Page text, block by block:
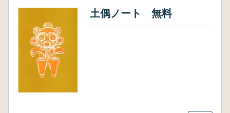
土偶ノート 無料